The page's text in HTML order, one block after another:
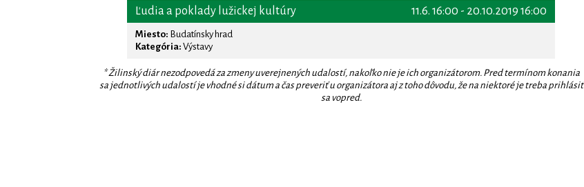
11.6. 16:00 - 20.10.2019 16:00
Ľudia a poklady lužickej kultúry
Miesto: Budatínsky hrad
Kategória: Výstavy
* Žilinský diár nezodpovedá za zmeny uverejnených udalostí, nakoľko nie je ich organizátorom. Pred termínom konania
sa jednotlivých udalostí je vhodné si dátum a čas preveriť u organizátora aj z toho dôvodu, že na niektoré je treba prihlásiť
sa vopred.